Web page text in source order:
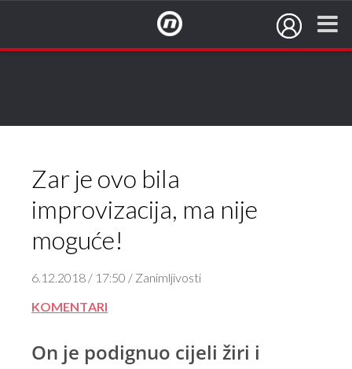
Zar je ovo bila
improvizacija, ma nije
moguće!
6.12.2018 / 17:50 / Zanimljivosti
KOMENTARI
On je podignuo cijeli žiri i